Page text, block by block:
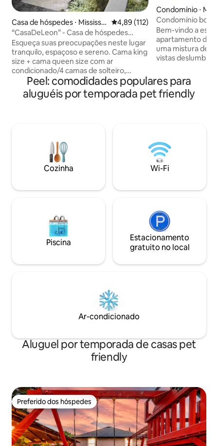
Casa de hóspedes ⋅ Mississa
uga
4,89 de uma avaliação média de
4,89 (112)
“CasaDeLeon” - Casa de hóspedes
moderna e aconchegante com vista
para o lago
Esqueça suas preocupações neste lugar
tranquilo, espaçoso e sereno. Cama king
size + cama queen size com ar
condicionado/4 camas de solteiro,
grandes portas de pátio com vista para a
vegetação exuberante em um oásis de
quintal privativo. Aproveite a área
tabuleiro, projetor 4K (streaming pelo
Google Chromecast) para mídia/filmes
em tela grande, geladeira para vinhos,
bar de café espresso, geladeira com
piso aquecido. IMPORTANTE: Vocês
Condomínio ⋅
Condomínio
camas e 2
Square1
Bem-vindo a
apartamento de
uma mistura de
vistas
unidade de
você está procurando.
unidade é novo
estão disponíveis
hóspedes,
banheira de
de ioga, sala de
Peel: comodidades populares para
aluguéis por temporada pet friendly
Cozinha Wi-Fi
Piscina
Estacionamento
gratuito no local
Ar-condicionado
Aluguel por temporada de casas pet
friendly
Preferido dos hóspedes
Preferido dos hóspedes